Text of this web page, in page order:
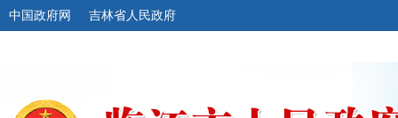
中国政府网 吉林省人民政府